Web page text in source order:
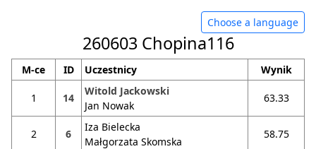
Choose a language
260603 Chopina116
M-ce ID Uczestnicy Wynik
1 14
Witold Jackowski
Jan Nowak
63.33
2 6
Iza Bielecka
Małgorzata Skomska
58.75